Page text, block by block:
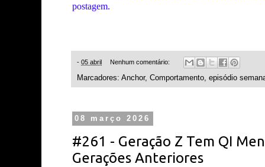
postagem.
- 05 abril Nenhum comentário:
Marcadores: Anchor, Comportamento, episódio
08 março 2026
#261 - Geração Z Tem QI
Gerações Anteriores